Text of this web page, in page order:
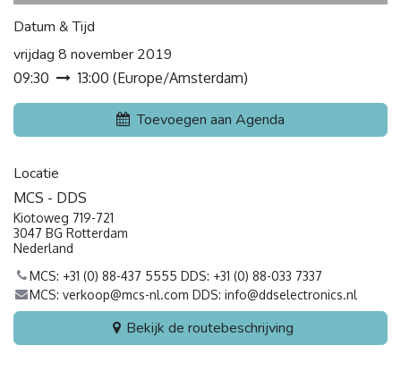
Datum & Tijd
vrijdag 8 november 2019
09:30 13:00 (Europe/Amsterdam)
Toevoegen aan Agenda
Locatie
MCS - DDS
Kiotoweg 719-721
3047 BG Rotterdam
Nederland
MCS: +31 (0) 88-437 5555 DDS: +31 (0) 88-033 7337
MCS: verkoop@mcs-nl.com DDS: info@ddselectronics.nl
Bekijk de routebeschrijving